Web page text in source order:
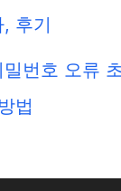
후기
번호 오류
법